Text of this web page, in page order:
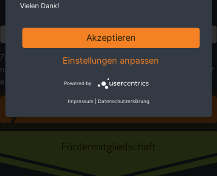
Zukunft braucht Natur. Wir setzen uns für sie ein. Bitte
nutzen Sie Ihre Möglichkeiten, um zu helfen. Ihre Spende ist
ein wirkungsvoller Beitrag für eine lebenswerte Umwelt.
Fördermitgliedschaft
Vielen Dank!
Akzeptieren
Einstellungen anpassen
Powered by
Impressum Datenschutzerklärung